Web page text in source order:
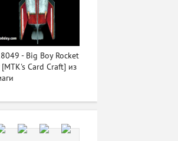
- Big Boy Rocket
[MTK's Card Craft] из